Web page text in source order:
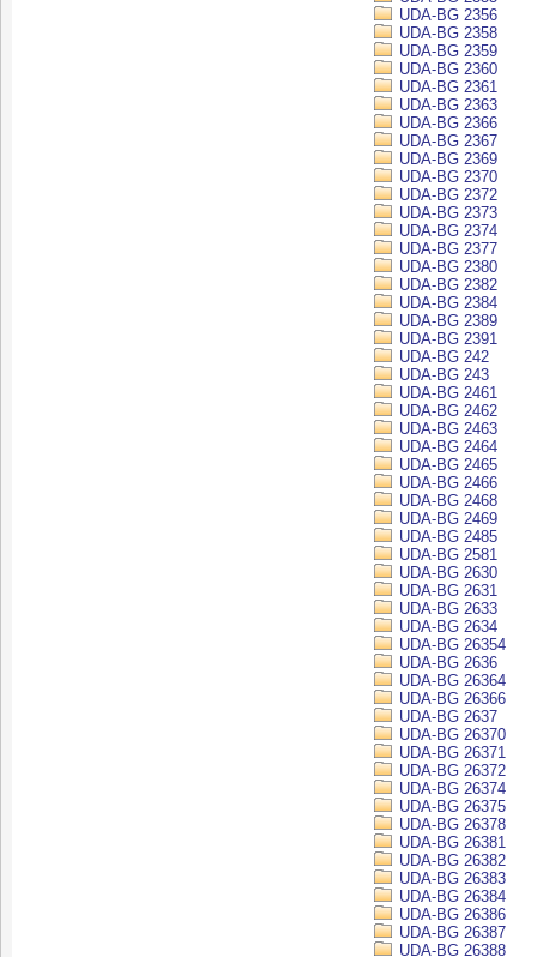
UDA-BG 2356
UDA-BG 2358
UDA-BG 2359
UDA-BG 2360
UDA-BG 2361
UDA-BG 2363
UDA-BG 2366
UDA-BG 2367
UDA-BG 2369
UDA-BG 2370
UDA-BG 2372
UDA-BG 2373
UDA-BG 2374
UDA-BG 2377
UDA-BG 2380
UDA-BG 2382
UDA-BG 2384
UDA-BG 2389
UDA-BG 2391
UDA-BG 242
UDA-BG 243
UDA-BG 2461
UDA-BG 2462
UDA-BG 2463
UDA-BG 2464
UDA-BG 2465
UDA-BG 2466
UDA-BG 2468
UDA-BG 2469
UDA-BG 2485
UDA-BG 2581
UDA-BG 2630
UDA-BG 2631
UDA-BG 2633
UDA-BG 2634
UDA-BG 26354
UDA-BG 2636
UDA-BG 26364
UDA-BG 26366
UDA-BG 2637
UDA-BG 26370
UDA-BG 26371
UDA-BG 26372
UDA-BG 26374
UDA-BG 26375
UDA-BG 26378
UDA-BG 26381
UDA-BG 26382
UDA-BG 26383
UDA-BG 26384
UDA-BG 26386
UDA-BG 26387
UDA-BG 26388